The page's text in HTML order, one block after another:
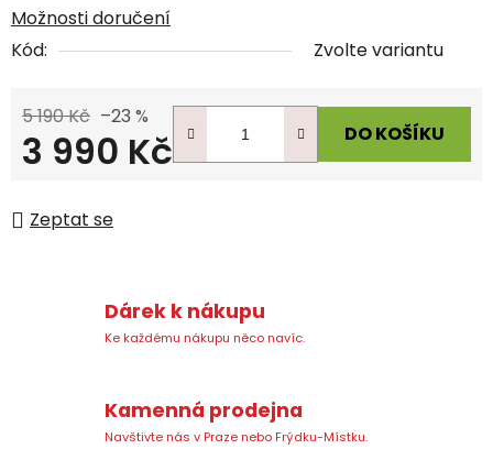
Možnosti doručení
Kód:
Zvolte variantu
5 190 Kč –23 %
3 990 Kč DO KOŠÍKU
Zeptat se
Dárek k nákupu
Ke každému nákupu něco navíc.
Kamenná prodejna
Navštivte nás v Praze nebo Frýdku-Místku.